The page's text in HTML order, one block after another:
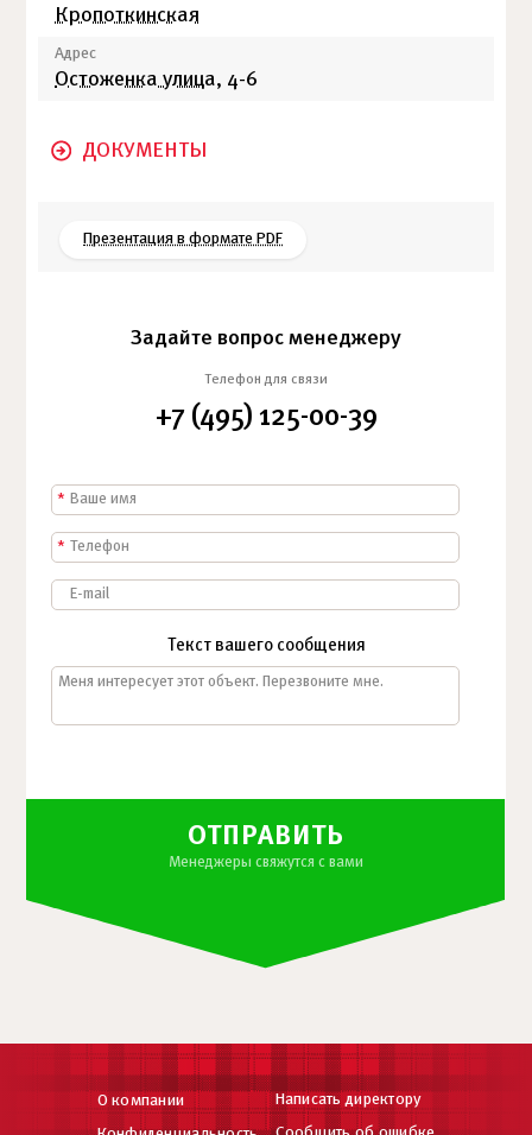
Кропоткинская
Адрес
Остоженка улица, 4-6
ДОКУМЕНТЫ
Презентация в формате PDF
Задайте вопрос менеджеру
Телефон для связи
+7 (495) 125-00-39
*
*
Текст вашего сообщения
ОТПРАВИТЬ
Менеджеры свяжутся с вами
О компании Написать директору